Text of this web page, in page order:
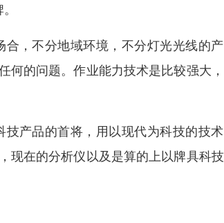
，不分地域环境，不分灯光光线的
何的问题。作业能力技术是比较强大
产品的首将，用以现代为科技的技
现在的分析仪以及是算的上以牌具科